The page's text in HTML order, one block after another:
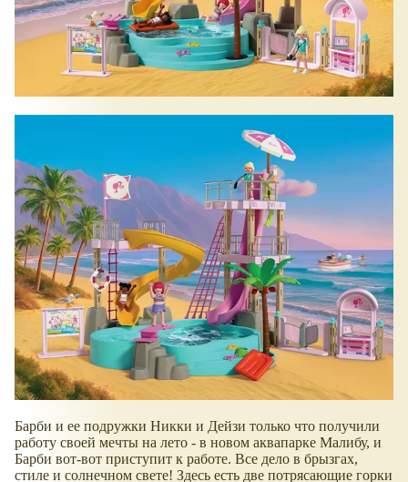
Барби и ее подружки Никки и Дейзи только что получили
работу своей мечты на лето - в новом аквапарке Малибу, и
Барби вот-вот приступит к работе. Все дело в брызгах,
стиле и солнечном свете! Здесь есть две потрясающие горки